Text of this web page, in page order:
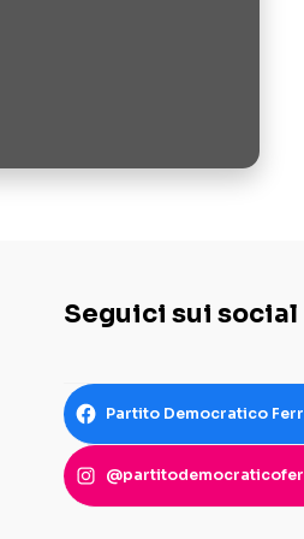
Seguici sui social
Partito Democratico